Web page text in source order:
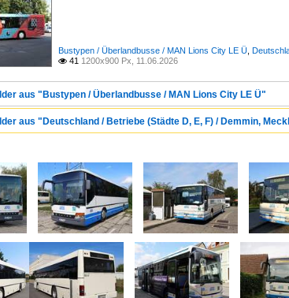
Bustypen / Überlandbusse / MAN Lions City LE Ü
 41 1200x900 Px, 11.06.2026
aus "Bustypen / Überlandbusse / MAN Lions City LE Ü"
aus "Deutschland / Betriebe (Städte D, E, F) / Demmin,